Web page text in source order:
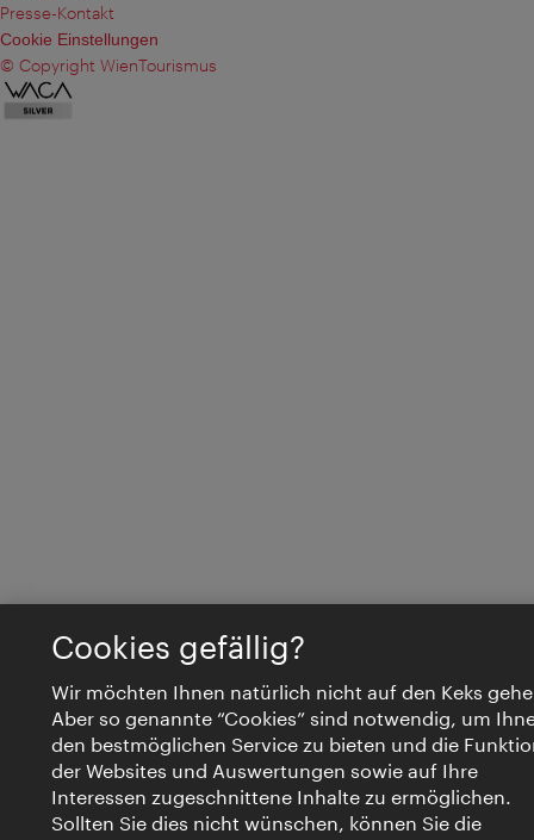
Presse-Kontakt
Cookie Einstellungen
© Copyright WienTourismus
Cookies gefällig?
Wir möchten Ihnen natürlich nicht auf den Keks
Aber so genannte “Cookies” sind notwendig, um
den bestmöglichen Service zu bieten und die
der Websites und Auswertungen sowie auf Ihre
Interessen zugeschnittene Inhalte zu ermöglichen.
Sollten Sie dies nicht wünschen, können Sie die